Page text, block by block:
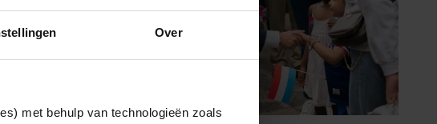
Over
met behulp van technologieën zoals